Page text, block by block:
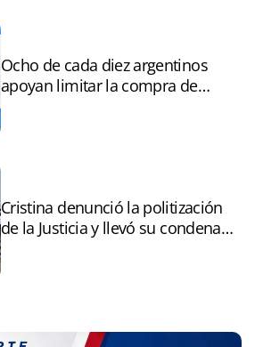
Ocho de cada diez argentinos
apoyan limitar la compra de
Cristina denunció la politización
de la Justicia y llevó su condena